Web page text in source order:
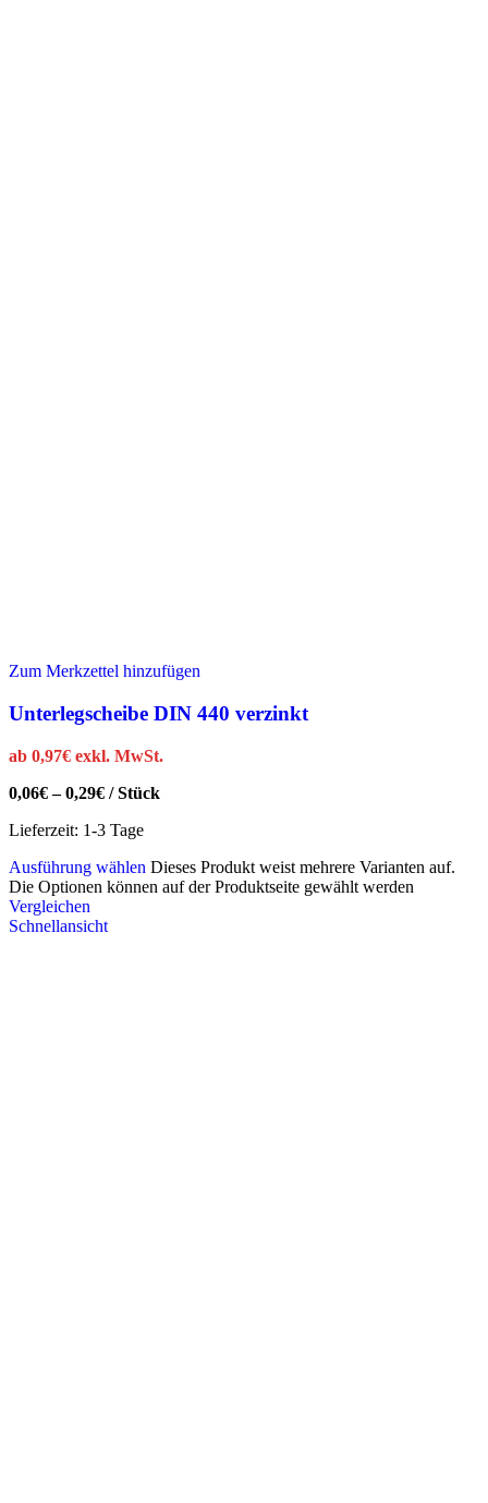
Zum Merkzettel hinzufügen
Unterlegscheibe DIN 440 verzinkt
ab 0,97€ exkl. MwSt.
0,06€–0,29€ /Stück
Lieferzeit: 1-3 Tage
Ausführung wählen Dieses Produkt weist mehrere Varianten auf.
Die Optionen können auf der Produktseite gewählt werden
Vergleichen
Schnellansicht